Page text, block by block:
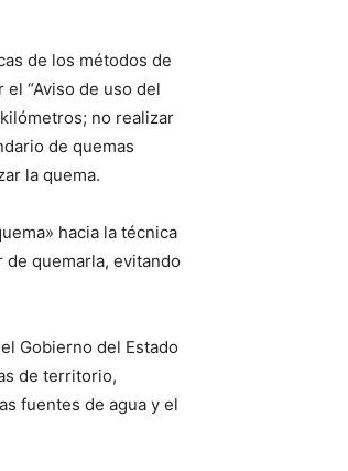
de los métodos de
“Aviso de uso del
no realizar
de quemas
la quema.
hacia la técnica
de quemarla, evitando
Gobierno del Estado
de territorio,
fuentes de agua y el